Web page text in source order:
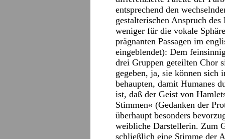
entsprechend den
gestalterischen Anspruch
weniger für die vokale
prägnanten Passagen im
eingeblendet): Dem
drei Gruppen geteilten Chor
gegeben, ja, sie können sich
behaupten, damit Humanes
ist, daß der Geist von
Stimmen« (Gedanken der
überhaupt besonders
weibliche Darstellerin. Zum
schließlich eine Stimme der